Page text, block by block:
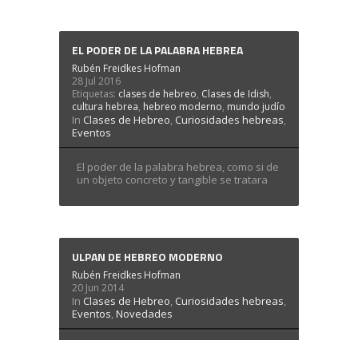
EL PODER DE LA PALABRA HEBREA
Rubén Freidkes Hofman
28 Jul 2016
Etiquetas: clases de hebreo, Clases de Idish,
cultura hebrea, hebreo moderno, mundo judío
In Clases de Hebreo, Curiosidades hebreas,
Eventos
El poder de la palabra hebrea, como si de
un objeto concreto y tangible se tratara
ULPAN DE HEBREO MODERNO
Rubén Freidkes Hofman
20 Jun 2014
In Clases de Hebreo, Curiosidades hebreas,
Eventos,Novedades